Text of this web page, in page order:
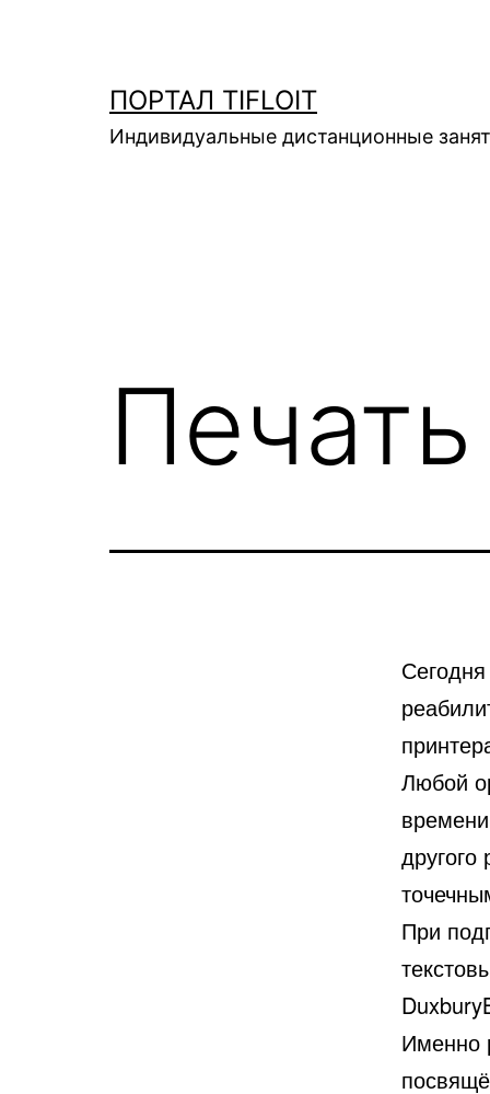
содержимомуПОРТАЛ TIFLOIT
Индивидуальные дистанционные
Любой
При
Именно